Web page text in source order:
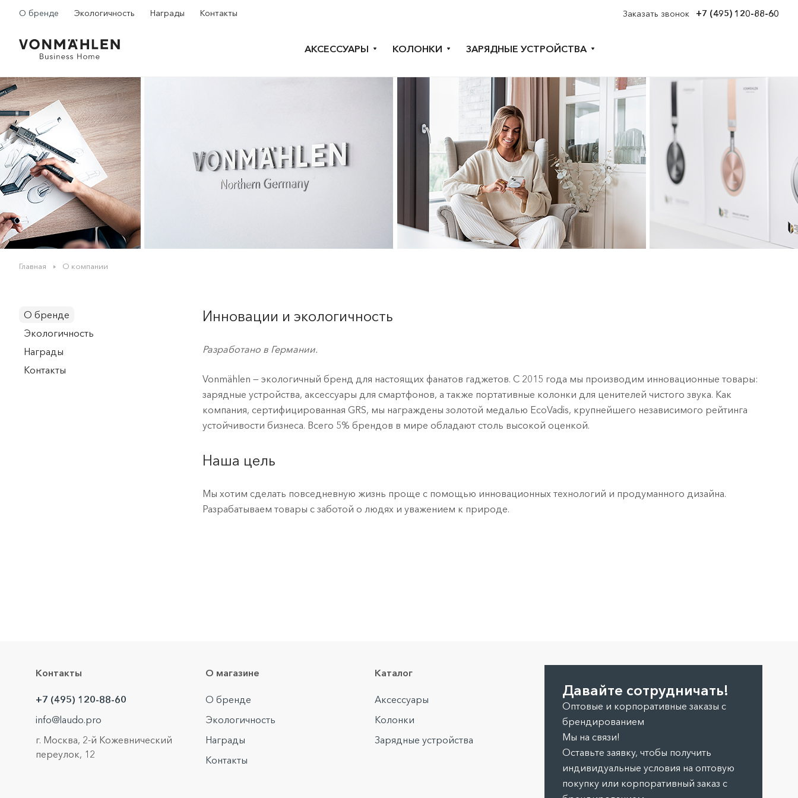
О бренде Экологичность Награды Контакты +7 (495) 120-88-60
Заказать звонок
АКСЕССУАРЫ КОЛОНКИ ЗАРЯДНЫЕ УСТРОЙСТВА
Главная О компании
Инновации и экологичность
Разработано в Германии.
Vonmählen — экологичный бренд для настоящих фанатов гаджетов. С 2015 года мы производим инновационные товары:
зарядные устройства, аксессуары для смартфонов, а также портативные колонки для ценителей чистого звука. Как
компания, сертифицированная GRS, мы награждены золотой медалью EcoVadis, крупнейшего независимого рейтинга
устойчивости бизнеса. Всего 5% брендов в мире обладают столь высокой оценкой.
Наша цель
Мы хотим сделать повседневную жизнь проще с помощью инновационных технологий и продуманного дизайна.
Разрабатываем товары с заботой о людях и уважением к природе.
О бренде
Экологичность
Награды
Контакты
Контакты
+7 (495) 120-88-60
info@laudo.pro
г. Москва, 2-й Кожевнический
переулок, 12
О магазине
О бренде
Экологичность
Награды
Контакты
Каталог
Аксессуары
Колонки
Зарядные устройства
Давайте сотрудничать!
Оптовые и корпоративные заказы с
брендированием
Мы на связи!
Оставьте заявку, чтобы получить
индивидуальные условия на оптовую
покупку или корпоративный заказ с